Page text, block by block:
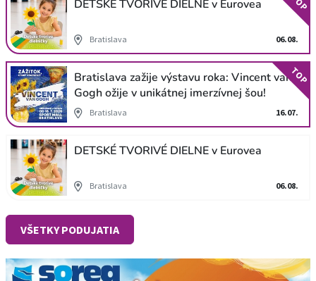
DETSKÉ TVORIVÉ DIELNE v Eurovea
Bratislava 06.08.
Bratislava zažije výstavu roka: Vincent van
Gogh ožije v unikátnej imerzívnej šou!
Bratislava 16.07.
TOP
DETSKÉ TVORIVÉ DIELNE v Eurovea
Bratislava 06.08.
VŠETKY PODUJATIA